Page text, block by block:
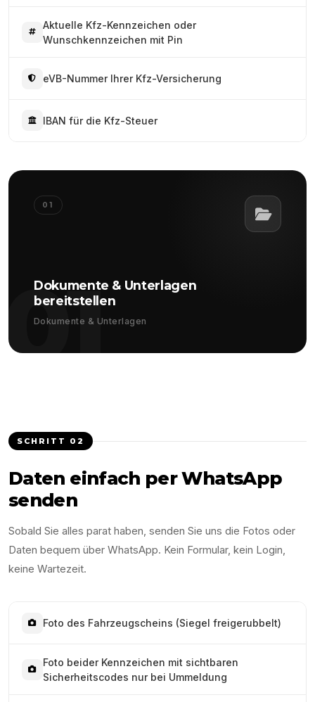
Aktuelle Kfz-Kennzeichen oder
Wunschkennzeichen mit Pin
eVB-Nummer Ihrer Kfz-Versicherung
IBAN für die Kfz-Steuer
01
01
Dokumente & Unterlagen
bereitstellen
Dokumente & Unterlagen
SCHRITT 02
Daten einfach per WhatsApp
senden
Sobald Sie alles parat haben, senden Sie uns die Fotos oder
Daten bequem über WhatsApp. Kein Formular, kein Login,
keine Wartezeit.
Foto des Fahrzeugscheins (Siegel freigerubbelt)
Foto beider Kennzeichen mit sichtbaren
Sicherheitscodes nur bei Ummeldung